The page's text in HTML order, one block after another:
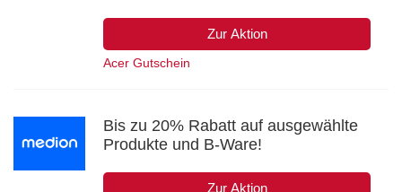
Zur Aktion
Acer Gutschein
Bis zu 20% Rabatt auf ausgewählte
Produkte und B-Ware!
Zur Aktion